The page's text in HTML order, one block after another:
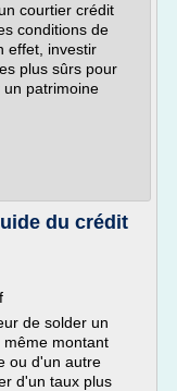
courtier crédit
conditions de
effet, investir
plus sûrs pour
patrimoine
du crédit
de solder un
montant
ou d'un autre
d'un taux plus